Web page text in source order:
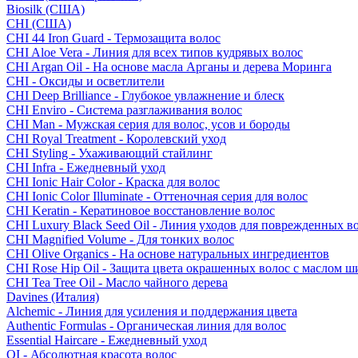
Biosilk (США)
CHI (США)
CHI 44 Iron Guard - Термозащита волос
CHI Aloe Vera - Линия для всех типов кудрявых волос
CHI Argan Oil - На основе масла Арганы и дерева Моринга
CHI - Оксиды и осветлители
CHI Deep Brilliance - Глубокое увлажнение и блеск
CHI Enviro - Система разглаживания волос
CHI Man - Мужская серия для волос, усов и бороды
CHI Royal Treatment - Королевский уход
CHI Styling - Ухаживающий стайлинг
CHI Infra - Ежедневный уход
CHI Ionic Hair Color - Краска для волос
CHI Ionic Color Illuminate - Оттеночная серия для волос
CHI Keratin - Кератиновое восстановление волос
CHI Luxury Black Seed Oil - Линия уходов для поврежденных
CHI Magnified Volume - Для тонких волос
CHI Olive Organics - На основе натуральных ингредиентов
CHI Rose Hip Oil - Защита цвета окрашенных волос с маслом
CHI Tea Tree Oil - Масло чайного дерева
Davines (Италия)
Alchemic - Линия для усиления и поддержания цвета
Authentic Formulas - Органическая линия для волос
Essential Haircare - Eжедневный уход
OI - Абсолютная красота волос